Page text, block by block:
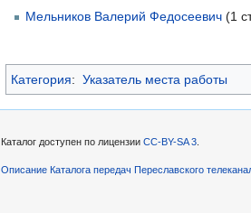
Мельников Валерий Федосеевич (1
Категория: Указатель места работы
Каталог доступен по лицензии CC-BY-SA 3
Описание Каталога передач Переславского